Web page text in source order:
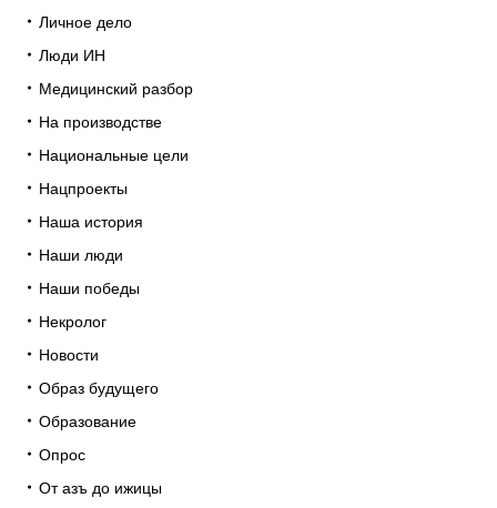
Личное дело
Люди ИН
Медицинский разбор
На производстве
Национальные цели
Нацпроекты
Наша история
Наши люди
Наши победы
Некролог
Новости
Образ будущего
Образование
Опрос
От азъ до ижицы